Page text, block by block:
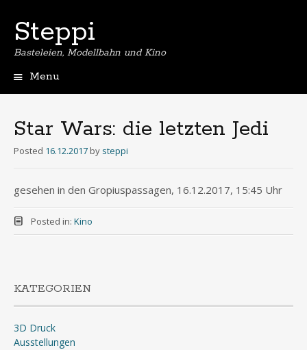
Steppi
Basteleien, Modellbahn und Kino
Menu
Star Wars: die letzten Jedi
Posted 16.12.2017 by steppi
gesehen in den Gropiuspassagen, 16.12.2017, 15:45 Uhr
Posted in: Kino
KATEGORIEN
3D Druck
Ausstellungen